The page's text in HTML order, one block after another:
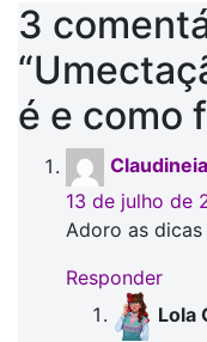
3
“
é e como
13 de julho de
Adoro as dicas
Responder
Lola